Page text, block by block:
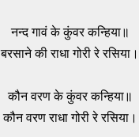
नन्द गावं के कुंवर कन्हिया॥
बरसाने की राधा गोरी रे रसिया।
कौन वरण के कुंवर कन्हिया॥
कौन वरण राधा गोरी रे रसिया।